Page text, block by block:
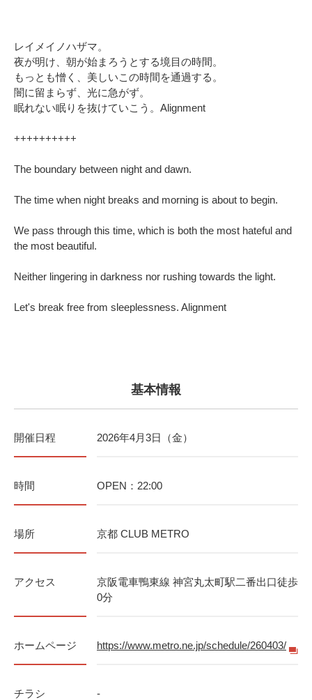
レイメイノハザマ。
夜が明け、朝が始まろうとする境目の時間。
もっとも憎く、美しいこの時間を通過する。
闇に留まらず、光に急がず。
眠れない眠りを抜けていこう。Alignment
++++++++++
The boundary between night and dawn.
The time when night breaks and morning is about to begin.
We pass through this time, which is both the most hateful and
the most beautiful.
Neither lingering in darkness nor rushing towards the light.
Let's break free from sleeplessness. Alignment
基本情報
開催日程 2026年4月3日（金）
時間 OPEN：22:00
場所 京都 CLUB METRO
アクセス
京阪電車鴨東線 神宮丸太町駅二番出口徒歩
0分
ホームページ https://www.metro.ne.jp/schedule/260403/
チラシ -